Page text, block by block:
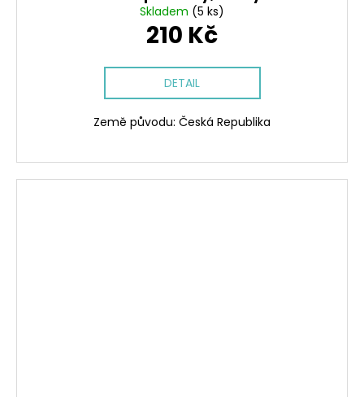
Skladem (5 ks)
210 Kč
DETAIL
Země původu: Česká Republika